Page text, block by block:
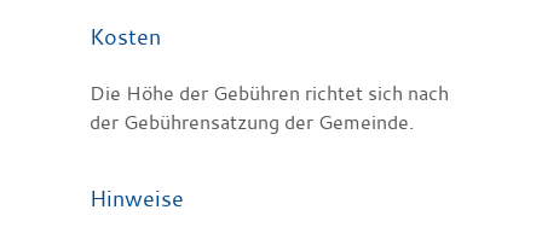
Kosten
Die Höhe der Gebühren richtet sich nach
der Gebührensatzung der Gemeinde.
Hinweise